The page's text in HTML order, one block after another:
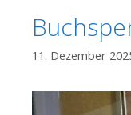
11. Dezember